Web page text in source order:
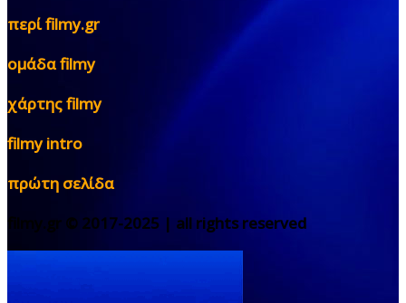
περί filmy.gr
ομάδα filmy
χάρτης filmy
filmy intro
πρώτη σελίδα
filmy.gr © 2017-2025 | all rights reserved